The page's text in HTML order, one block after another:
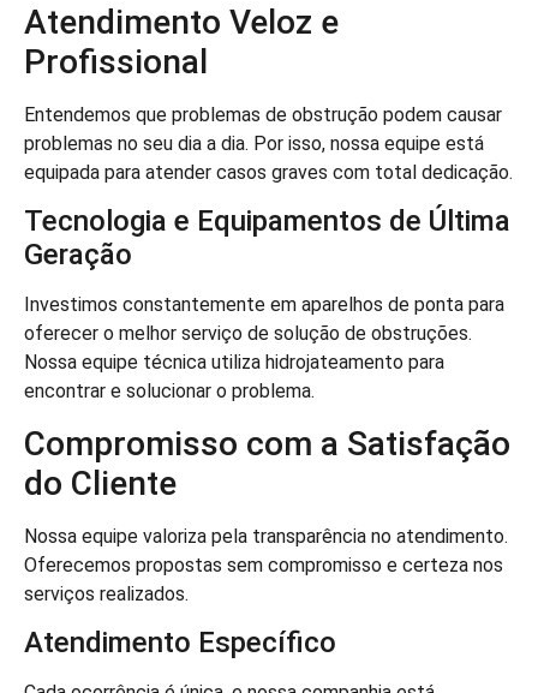
Atendimento Veloz e
Profissional
Entendemos que problemas de obstrução podem causar
problemas no seu dia a dia. Por isso, nossa equipe está
equipada para atender casos graves com total dedicação.
Tecnologia e Equipamentos de Última
Geração
Investimos constantemente em aparelhos de ponta para
oferecer o melhor serviço de solução de obstruções.
Nossa equipe técnica utiliza hidrojateamento para
encontrar e solucionar o problema.
Compromisso com a Satisfação
do Cliente
Nossa equipe valoriza pela transparência no atendimento.
Oferecemos propostas sem compromisso e certeza nos
serviços realizados.
Atendimento Específico